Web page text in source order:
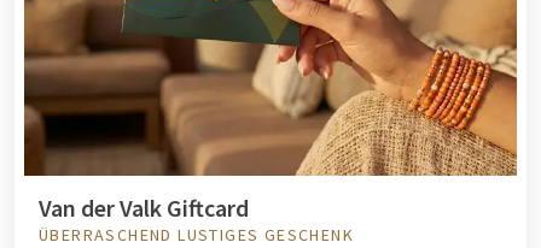
Van der Valk Giftcard
ÜBERRASCHEND LUSTIGES GESCHENK